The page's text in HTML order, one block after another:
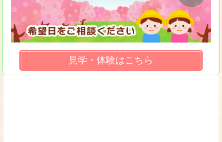
見学・体験はこちら